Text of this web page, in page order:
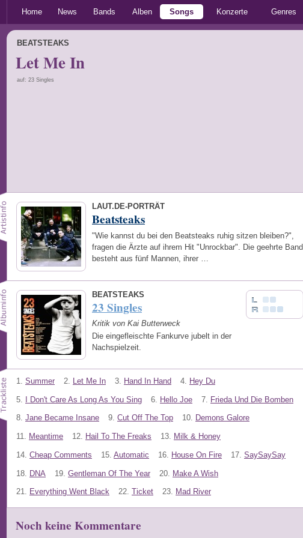
Home News Bands Alben Songs Konzerte Genres
BEATSTEAKS
Let Me In
auf: 23 Singles
LAUT.DE-PORTRÄT
Beatsteaks
"Wie kannst du bei den Beatsteaks ruhig sitzen bleiben?",
fragen die Ärzte auf ihrem Hit "Unrockbar". Die geehrte Band
besteht aus fünf Mannen, ihrer …
BEATSTEAKS
23 Singles
Kritik von Kai Butterweck
Die eingefleischte Fankurve jubelt in der
Nachspielzeit.
1. Summer 2. Let Me In 3. Hand In Hand 4. Hey Du
5. I Don't Care As Long As You Sing 6. Hello Joe 7. Frieda Und Die Bomben
8. Jane Became Insane 9. Cut Off The Top 10. Demons Galore
11. Meantime 12. Hail To The Freaks 13. Milk & Honey
14. Cheap Comments 15. Automatic 16. House On Fire 17. SaySaySay
18. DNA 19. Gentleman Of The Year 20. Make A Wish
21. Everything Went Black 22. Ticket 23. Mad River
Noch keine Kommentare